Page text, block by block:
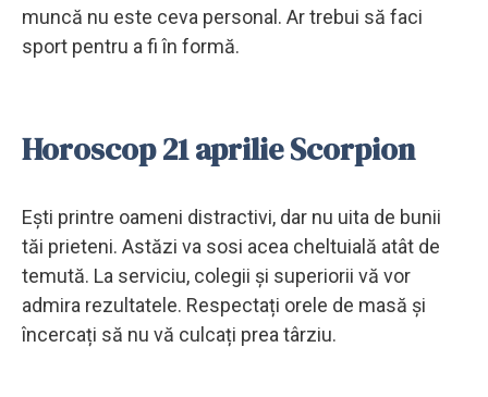
muncă nu este ceva personal. Ar trebui să faci
sport pentru a fi în formă.
Horoscop 21 aprilie Scorpion
Ești printre oameni distractivi, dar nu uita de bunii
tăi prieteni. Astăzi va sosi acea cheltuială atât de
temută. La serviciu, colegii și superiorii vă vor
admira rezultatele. Respectați orele de masă și
încercați să nu vă culcați prea târziu.